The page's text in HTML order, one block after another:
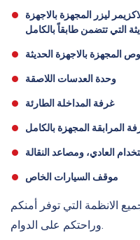
ليزر المجهزة بالاجهزة
التي تتضمن طابقاً بالكامل
المجهزة بالاجهزة الحديثة
وحدة العدسات اللاصقة
غرفة المداخلة الطارئة
المرابقة المجهزة بالكامل
العادي، ومصاعد النقالة
موقف السيارات الخاص
الانظمة التي توفر أمنكم
وراحتكم على الدوام.